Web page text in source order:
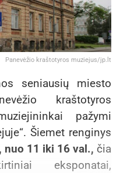
Panevėžio kraštotyros muziejus/jp.lt
seniausių miesto
kraštotyros
pažymi
Šiemet renginys
nuo 11 iki 16 val., čia
eksponatai,